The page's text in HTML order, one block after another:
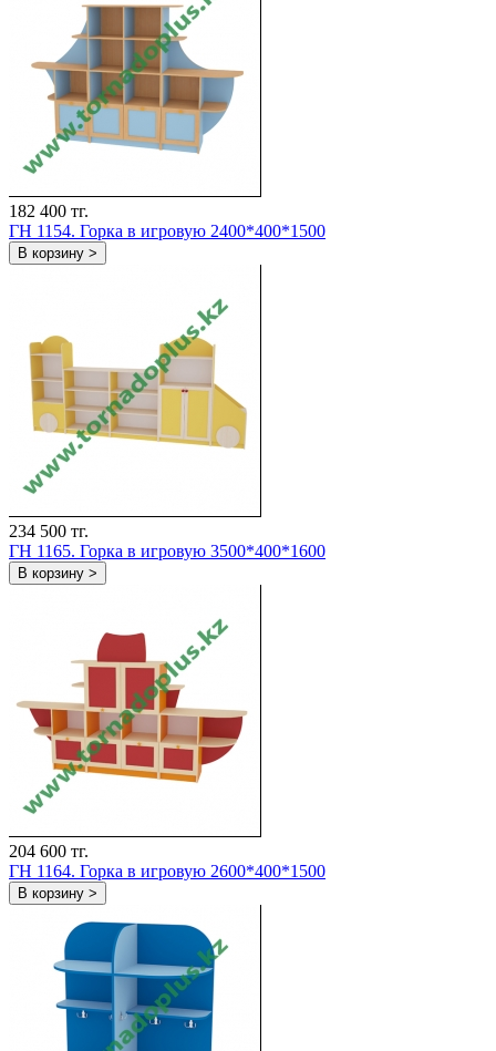
182 400 тг.
ГH 1154. Горка в игровую 2400*400*1500
В корзину >
234 500 тг.
ГH 1165. Горка в игровую 3500*400*1600
В корзину >
204 600 тг.
ГH 1164. Горка в игровую 2600*400*1500
В корзину >